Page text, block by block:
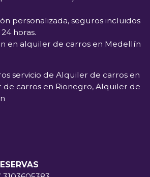
personalizada, seguros incluidos
horas.
en alquiler de carros en Medellín
servicio de Alquiler de carros en
carros en Rionegro, Alquiler de